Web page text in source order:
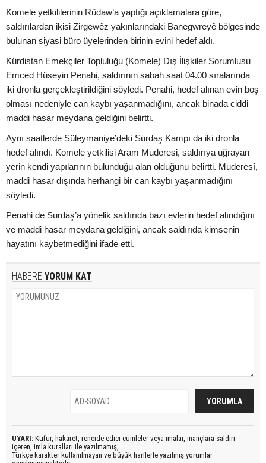
Komele yetkililerinin Rûdaw’a yaptığı açıklamalara göre,
saldırılardan ikisi Zirgewêz yakınlarındaki Banegwreyê bölgesinde
bulunan siyasi büro üyelerinden birinin evini hedef aldı.
Kürdistan Emekçiler Topluluğu (Komele) Dış İlişkiler Sorumlusu
Emced Hüseyin Penahi, saldırının sabah saat 04.00 sıralarında
iki dronla gerçekleştirildiğini söyledi. Penahi, hedef alınan evin boş
olması nedeniyle can kaybı yaşanmadığını, ancak binada ciddi
maddi hasar meydana geldiğini belirtti.
Aynı saatlerde Süleymaniye’deki Surdaş Kampı da iki dronla
hedef alındı. Komele yetkilisi Aram Muderesi, saldırıya uğrayan
yerin kendi yapılarının bulunduğu alan olduğunu belirtti. Muderesî,
maddi hasar dışında herhangi bir can kaybı yaşanmadığını
söyledi.
Penahi de Surdaş’a yönelik saldırıda bazı evlerin hedef alındığını
ve maddi hasar meydana geldiğini, ancak saldırıda kimsenin
hayatını kaybetmediğini ifade etti.
HABERE YORUM KAT
UYARI: Küfür, hakaret, rencide edici cümleler veya imalar, inançlara saldırı
içeren, imla kuralları ile yazılmamış,
Türkçe karakter kullanılmayan ve büyük harflerle yazılmış yorumlar